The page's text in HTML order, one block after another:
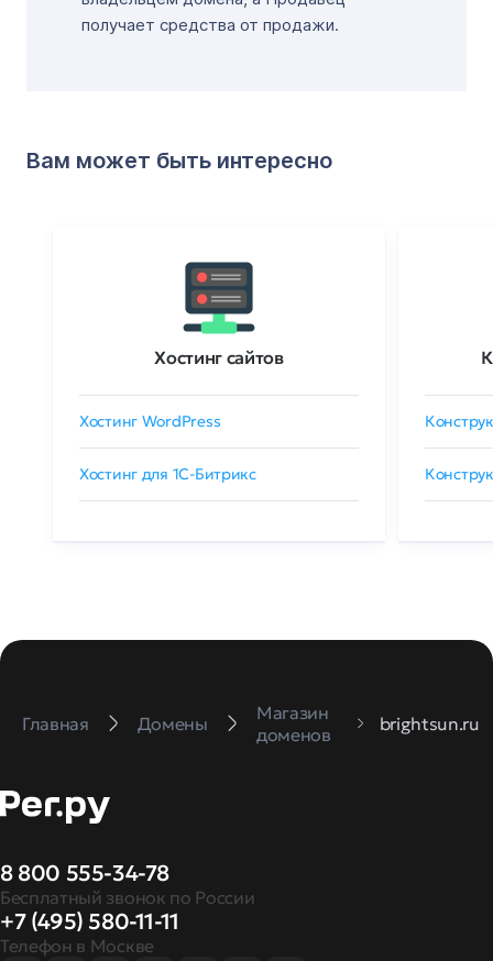
получает средства от продажи.
Вам может быть интересно
Хостинг сайтов
Хостинг WordPress
Хостинг для 1C-Битрикс
Главная Домены
Магазин
доменов
brightsun.ru
8 800 555-34-78
Бесплатный звонок по России
+7 (495) 580-11-11
Телефон в Москве